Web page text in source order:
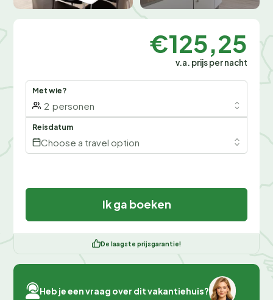
€125,25
v.a. prijs per nacht
Met wie?
2 personen
Reisdatum
Choose a travel option
Ik ga boeken
De laagste prijsgarantie!
Heb je een vraag over dit vakantiehuis?